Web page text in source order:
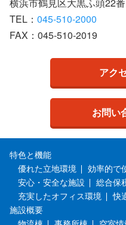
横浜市鶴見区大黒ふ頭22番
TEL： 045-510-2000
FAX：045-510-2019
アク
お問い
特色と機能
優れた立地環境
効率的で
安心・安全な施設
総合保
充実したオフィス環境
快
施設概要